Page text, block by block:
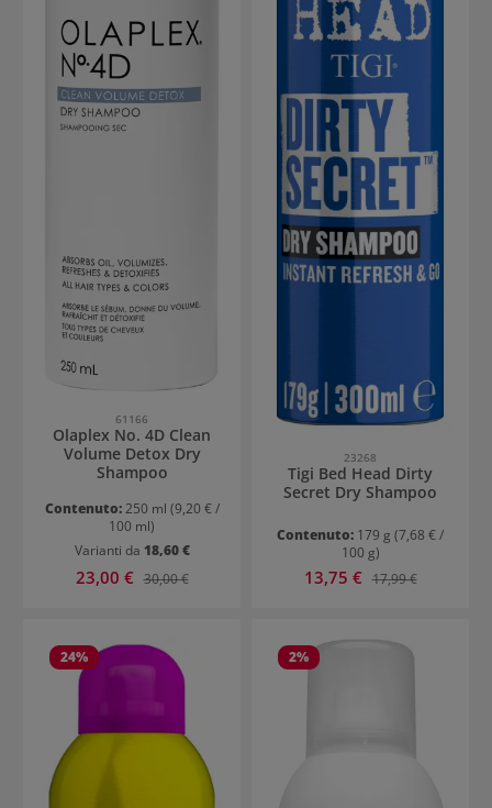
61166
Olaplex No. 4D Clean
Volume Detox Dry
Shampoo
Contenuto:250 ml (9,20 € /
100 ml)
Varianti da 18,60 €
Prezzo di vendita:
23,00 € Prezzo normale:
30,00 €
23268
Tigi Bed Head Dirty
Secret Dry Shampoo
Contenuto: 179 g (7,68 € /
100 g)
Prezzo di vendita:
13,75 € Prezzo normale:
17,99 €
24% 2%